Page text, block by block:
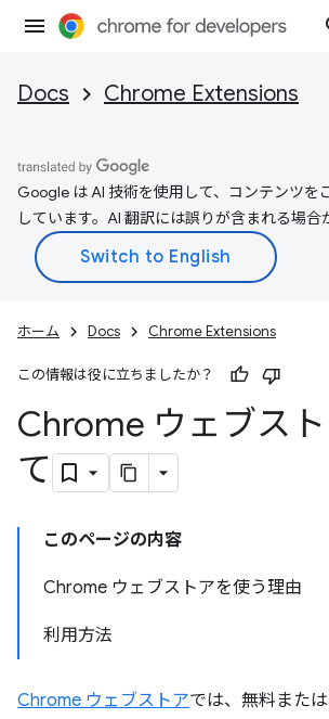
Docs Chrome Extensions
Google は AI 技術を使用して、コンテンツを
しています。AI 翻訳には誤りが含まれる場合
ホーム Docs Chrome Extensions
この情報は役に立ちましたか？
Chrome ウェブス
て
このページの内容
Chrome ウェブストアを使う理由
利用方法
Chrome ウェブストアでは、無料また